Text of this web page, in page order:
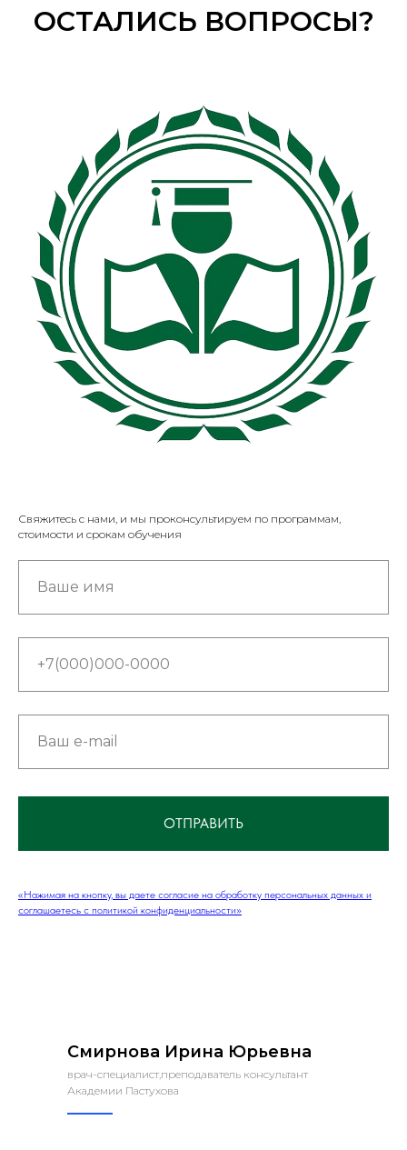
ОСТАЛИСЬ ВОПРОСЫ?
Свяжитесь с нами, и мы проконсультируем по программам,
стоимости и срокам обучения
ОТПРАВИТЬ
«Нажимая на кнопку, вы даете согласие на обработку персональных данных и
соглашаетесь c политикой конфиденциальности»
Смирнова Ирина Юрьевна
врач-специалист,преподаватель консультант
Академии Пастухова